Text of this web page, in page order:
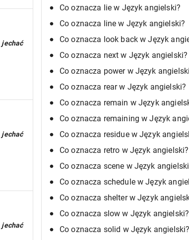
jechać
jechać
jechać
Co oznacza lie w Język angielski?
Co oznacza line w Język angielski?
Co oznacza look back w Język
Co oznacza next w Język angielski?
Co oznacza power w Język
Co oznacza rear w Język angielski?
Co oznacza remain w Język
Co oznacza remaining w Język
Co oznacza residue w Język
Co oznacza retro w Język angielski?
Co oznacza scene w Język
Co oznacza schedule w Język
Co oznacza shelter w Język
Co oznacza slow w Język angielski?
Co oznacza solid w Język angielski?